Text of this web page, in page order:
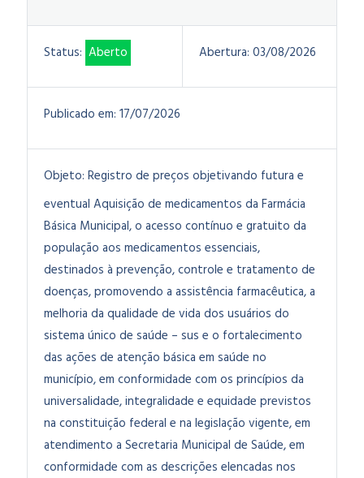
Status: Aberto Abertura: 03/08/2026
Publicado em: 17/07/2026
Objeto: Registro de preços objetivando futura e
eventual Aquisição de medicamentos da Farmácia
Básica Municipal, o acesso contínuo e gratuito da
população aos medicamentos essenciais,
destinados à prevenção, controle e tratamento de
doenças, promovendo a assistência farmacêutica, a
melhoria da qualidade de vida dos usuários do
sistema único de saúde – sus e o fortalecimento
das ações de atenção básica em saúde no
município, em conformidade com os princípios da
universalidade, integralidade e equidade previstos
na constituição federal e na legislação vigente, em
atendimento a Secretaria Municipal de Saúde, em
conformidade com as descrições elencadas nos